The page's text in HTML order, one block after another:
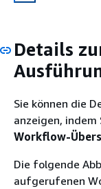
Details
Sie können die
anzeigen,
Workflow-
Die folgende
aufgerufenen